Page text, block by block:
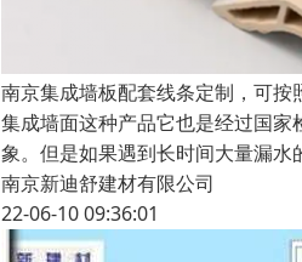
南京集成墙板配套线条定制，可按
集成墙面这种产品它也是经过国
象。但是如果遇到长时间大量漏
南京新迪舒建材有限公司
22-06-10 09:36:01